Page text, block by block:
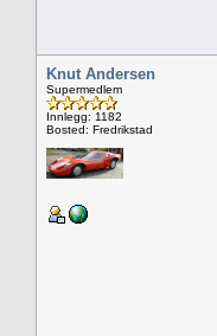
Knut Andersen
Supermedlem
Innlegg: 1182
Bosted: Fredrikstad